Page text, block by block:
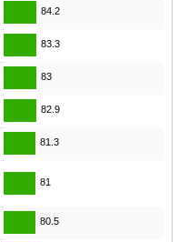
84.2
83.3
83
82.9
81.3
81
80.5